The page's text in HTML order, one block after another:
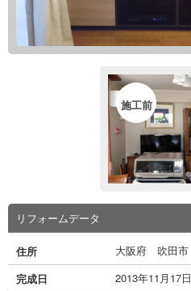
施工前
リフォームデータ
住所
大阪府 吹田市
完成日
2013年11月17日